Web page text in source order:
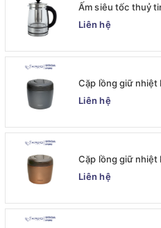
Ấm siêu tốc thuỷ
062)
Liên hệ
Cặp lồng giữ nhiệt
6537]
Liên hệ
Cặp lồng giữ nhiệt
[KVL-6520]
Liên hệ